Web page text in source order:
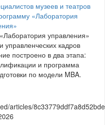
музеев и театров
«Лаборатория
управления»
управленческих кадров
построено в два этапа:
и программа
по модели MBA.